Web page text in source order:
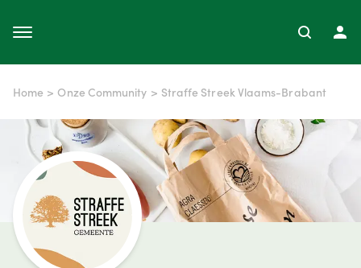
Home > Onze Community > Straffe Streek Vlaams-Brabant